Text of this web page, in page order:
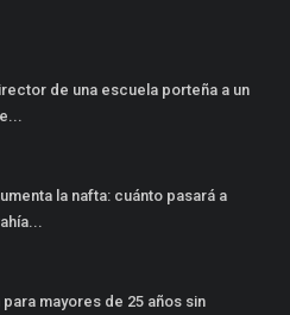
de una escuela porteña a un
la nafta: cuánto pasará a
mayores de 25 años sin